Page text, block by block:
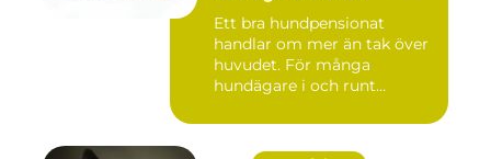
Ett bra hundpensionat
handlar om mer än tak över
huvudet. För många
hundägare i och runt